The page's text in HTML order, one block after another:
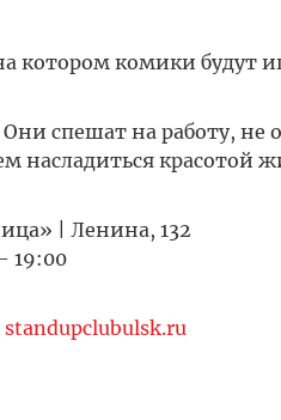
котором комики будут
спешат на работу,
насладиться
| Ленина, 132
19:00
standupclubulsk.ru